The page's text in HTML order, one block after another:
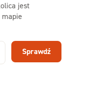
jest
Sprawdź